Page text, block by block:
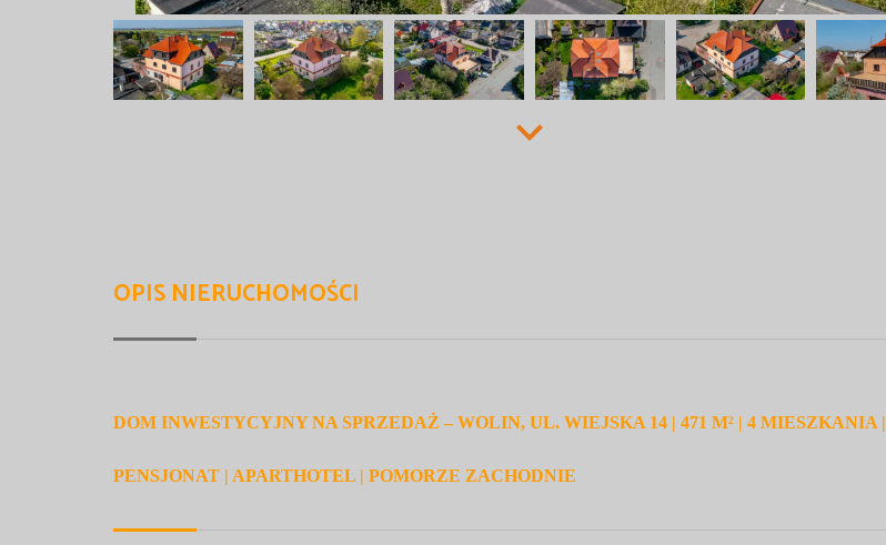
OPIS NIERUCHOMOŚCI
DOM INWESTYCYJNY NA SPRZEDAŻ – WOLIN, UL. WIEJSKA 14 | 471 M² | 4 MIESZKANIA |
PENSJONAT | APARTHOTEL | POMORZE ZACHODNIE